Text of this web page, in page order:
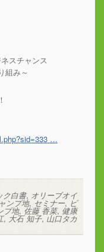
スチャンス
組み～
…
ク白書, オリーブオイ
ンプ地,セミナー, ビ
プ地, 佐藤 香菜, 健康
, 大石 知子,山口タカ